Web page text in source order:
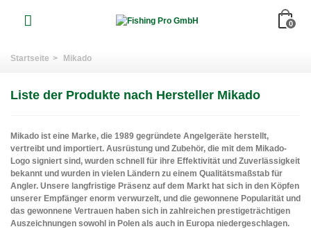
0
Startseite > Mikado
Liste der Produkte nach Hersteller Mikado
Mikado ist eine Marke, die 1989 gegründete Angelgeräte herstellt,
vertreibt und importiert. Ausrüstung und Zubehör, die mit dem Mikado-
Logo signiert sind, wurden schnell für ihre Effektivität und Zuverlässigkeit
bekannt und wurden in vielen Ländern zu einem Qualitätsmaßstab für
Angler. Unsere langfristige Präsenz auf dem Markt hat sich in den Köpfen
unserer Empfänger enorm verwurzelt, und die gewonnene Popularität und
das gewonnene Vertrauen haben sich in zahlreichen prestigeträchtigen
Auszeichnungen sowohl in Polen als auch in Europa niedergeschlagen.